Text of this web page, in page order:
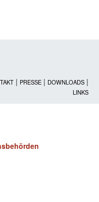
| PRESSE | DOWNLOADS |
LINKS